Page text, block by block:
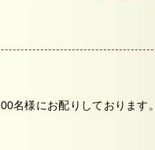
名様にお配りしております。